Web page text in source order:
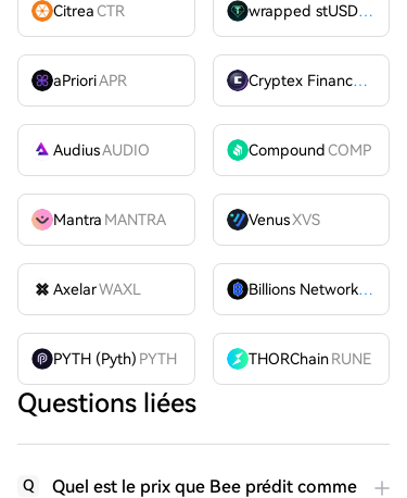
CitreaCTR wrapped stUSDT
aPrioriAPR Cryptex FinanceCTX
AudiusAUDIO CompoundCOMP
Mantra MANTRA VenusXVS
AxelarWAXL Billions Network
BILL
PYTH (Pyth) PYTH THORChain RUNE
Questions liées
Q
Quel est le prix que Bee prédit comme